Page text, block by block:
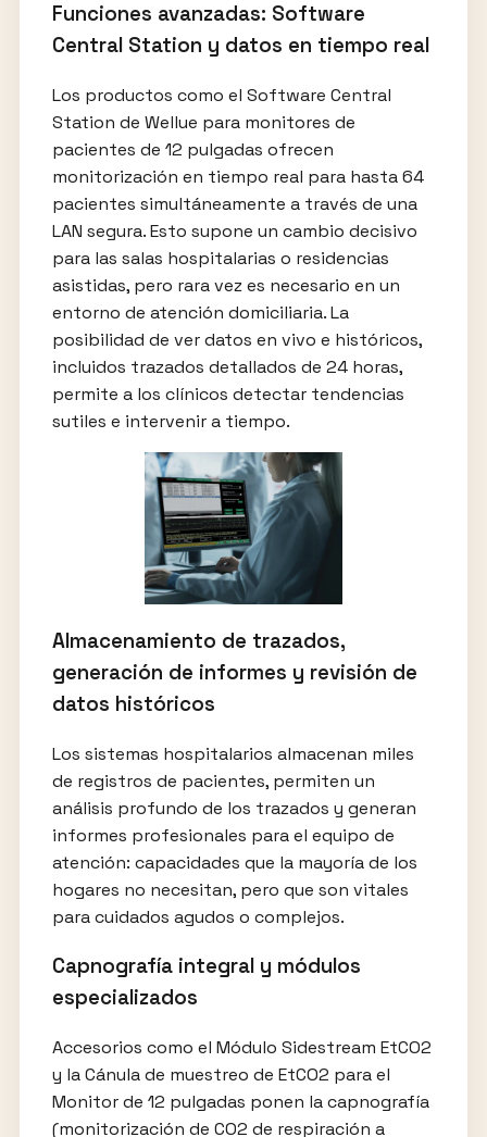
Funciones avanzadas: Software
Central Station y datos en tiempo real
Los productos como el Software Central
Station de Wellue para monitores de
pacientes de 12 pulgadas ofrecen
monitorización en tiempo real para hasta 64
pacientes simultáneamente a través de una
LAN segura. Esto supone un cambio decisivo
para las salas hospitalarias o residencias
asistidas, pero rara vez es necesario en un
entorno de atención domiciliaria. La
posibilidad de ver datos en vivo e históricos,
incluidos trazados detallados de 24 horas,
permite a los clínicos detectar tendencias
sutiles e intervenir a tiempo.
Almacenamiento de trazados,
generación de informes y revisión de
datos históricos
Los sistemas hospitalarios almacenan miles
de registros de pacientes, permiten un
análisis profundo de los trazados y generan
informes profesionales para el equipo de
atención: capacidades que la mayoría de los
hogares no necesitan, pero que son vitales
para cuidados agudos o complejos.
Capnografía integral y módulos
especializados
Accesorios como el Módulo Sidestream EtCO2
y la Cánula de muestreo de EtCO2 para el
Monitor de 12 pulgadas ponen la capnografía
(monitorización de CO2 de respiración a